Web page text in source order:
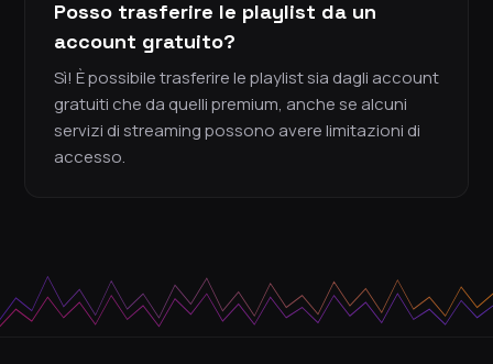
Posso trasferire le playlist da un
account gratuito?
Sì! È possibile trasferire le playlist sia dagli account
gratuiti che da quelli premium, anche se alcuni
servizi di streaming possono avere limitazioni di
accesso.